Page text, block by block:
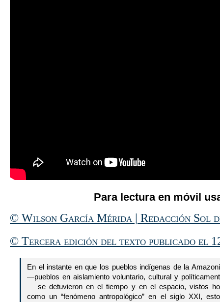
Para lectura en móvil
© Wilson García Mérida | Redacción Sol
© Tercera edición del texto publicado el
En el instante en que los pueblos indígenas de la
—pueblos en aislamiento voluntario, cultural y
— se detuvieron en el tiempo y en el espacio, vistos
como un “fenómeno antropológico” en el siglo XXI,